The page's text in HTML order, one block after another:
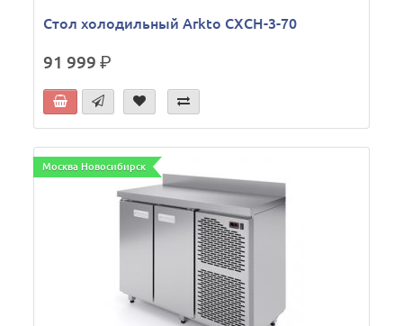
Стол холодильный Arkto СХСН-3-70
91 999р.
Москва Новосибирск